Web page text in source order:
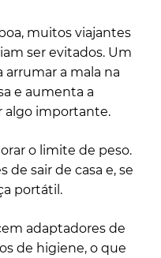
muitos viajantes
ser evitados. Um
arrumar a mala na
e aumenta a
algo importante.
o limite de peso.
de sair de casa e, se
portátil.
adaptadores de
de higiene, o que